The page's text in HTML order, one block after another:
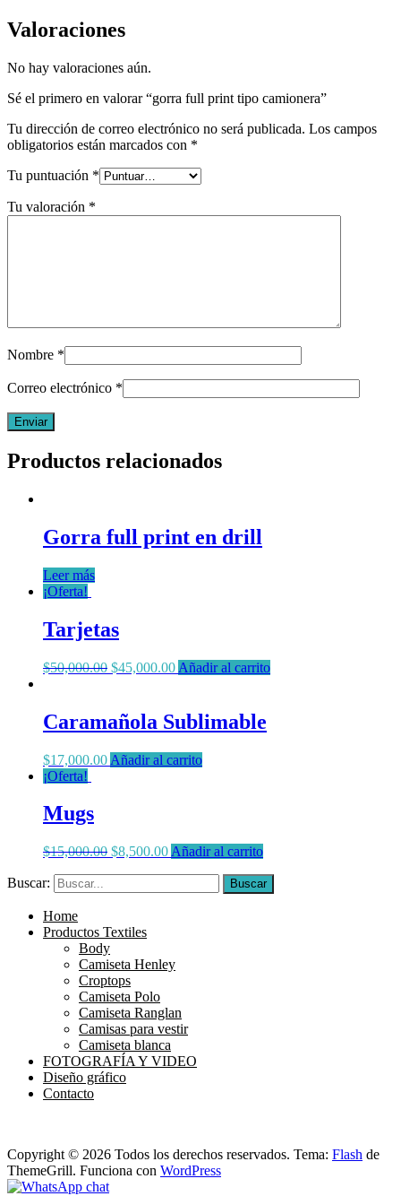
Valoraciones
No hay valoraciones aún.
Sé el primero en valorar “gorra full print tipo camionera”
Tu dirección de correo electrónico no será publicada. Los campos
obligatorios están marcados con *
Tu puntuación *
Tu valoración *
Nombre *
Correo electrónico *
Productos relacionados
Gorra full print en drill
Leer más
¡Oferta!
Tarjetas
$50,000.00 $45,000.00 Añadir al carrito
Caramañola Sublimable
$17,000.00 Añadir al carrito
¡Oferta!
Mugs
$15,000.00 $8,500.00 Añadir al carrito
Buscar: Buscar
Home
Productos Textiles
Body
Camiseta Henley
Croptops
Camiseta Polo
Camiseta Ranglan
Camisas para vestir
Camiseta blanca
FOTOGRAFÍA Y VIDEO
Diseño gráfico
Contacto
Copyright © 2026 Todos los derechos reservados. Tema: Flash de
ThemeGrill. Funciona con WordPress